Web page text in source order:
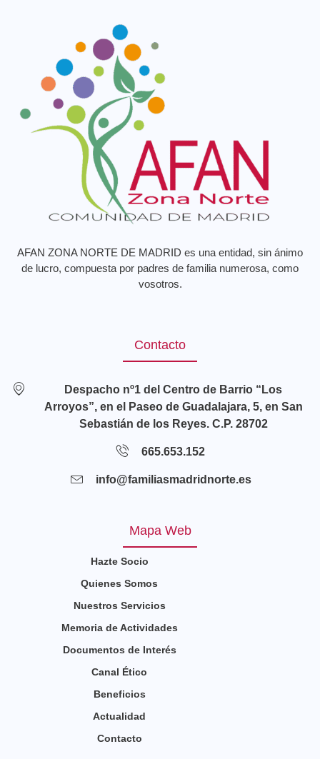
AFAN ZONA NORTE DE MADRID es una entidad, sin ánimo
de lucro, compuesta por padres de familia numerosa, como
vosotros.
Contacto
Despacho nº1 del Centro de Barrio “Los
Arroyos”, en el Paseo de Guadalajara, 5, en San
Sebastián de los Reyes. C.P. 28702
665.653.152
info@familiasmadridnorte.es
Mapa Web
Hazte Socio
Quienes Somos
Nuestros Servicios
Memoria de Actividades
Documentos de Interés
Canal Ético
Beneficios
Actualidad
Contacto